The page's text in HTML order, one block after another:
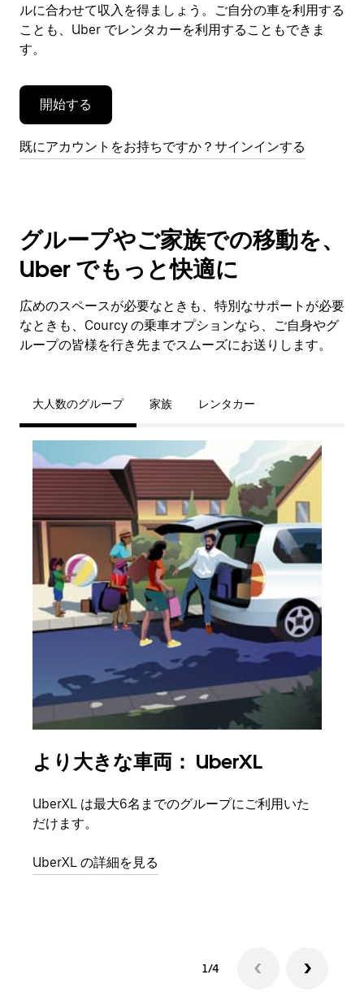
閉
じ
ま
す。
ルに合わせて収入を得ましょう。ご自分の車を利用する
ことも、Uber でレンタカーを利用することもできま
す。
開始する
既にアカウントをお持ちですか？サインインする
グループやご家族での移動を、
Uber でもっと快適に
広めのスペースが必要なときも、特別なサポートが必要
なときも、Courcy の乗車オプションなら、ご自身やグ
ループの皆様を行き先までスムーズにお送りします。
大人数のグループ 家族 レンタカー
より大きな車両： UberXL
UberXL は最大6名までのグループにご利用いた
だけます。
UberXL の詳細を見る
1/4